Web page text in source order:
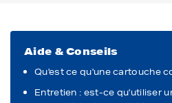
Aide & Conseils
Qu'est ce qu'une cartouche
Entretien : est-ce qu'utiliser